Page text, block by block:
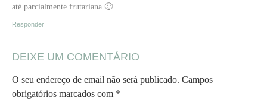
até parcialmente frutariana 🙂
Responder
DEIXE UM COMENTÁRIO
O seu endereço de email não será publicado. Campos
obrigatórios marcados com *